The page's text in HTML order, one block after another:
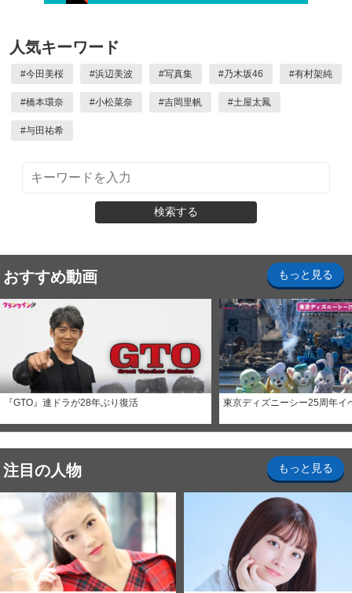
人気キーワード
#今田美桜 #浜辺美波 #写真集 #乃木坂46 #有村架純
#橋本環奈 #小松菜奈 #吉岡里帆 #土屋太鳳
#与田祐希
検索する
おすすめ動画 もっと見る
『GTO』連ドラが28年ぶり復活 東京ディズニーシー25周年イ
注目の人物 もっと見る